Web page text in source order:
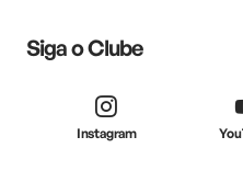
Siga o Clube
Instagram